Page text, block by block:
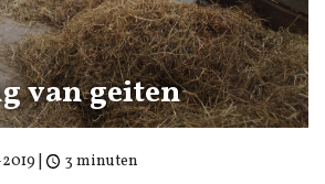
van geiten
3 minuten